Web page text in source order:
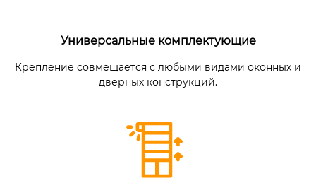
Универсальные комплектующие
Крепление совмещается с любыми видами оконных и
дверных конструкций.